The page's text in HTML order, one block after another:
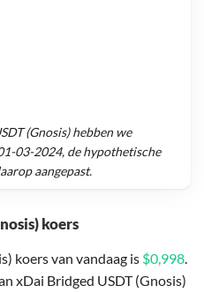
koers
koers van vandaag is $0,998.
xDai Bridged USDT (Gnosis)
(Gnosis)hebben we
03-2024, de hypothetische
aangepast.